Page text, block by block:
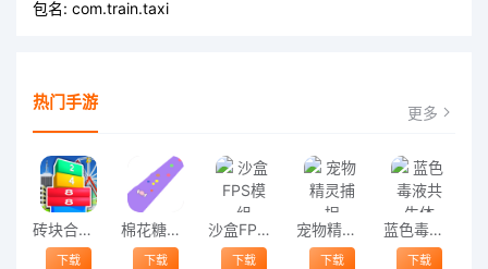
包名: com.train.taxi
热门手游 更多
砖块合并3d手机版
下载
棉花糖跑步官方版
下载
沙盒FPS模组
下载
宠物精灵捕捉
下载
蓝色毒液共生体
下载